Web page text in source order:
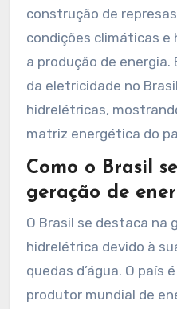
construção de
condições climáticas
a produção de energia.
da eletricidade no
hidrelétricas,
matriz energética do
Como o Brasil
geração de
O Brasil se destaca na
hidrelétrica devido à
quedas d’água. O país
produtor mundial de